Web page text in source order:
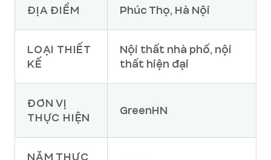
ĐỊA ĐIỂM Phúc Thọ, Hà Nội
LOẠI THIẾT
KẾ
Nội thất nhà phố, nội
thất hiện đại
ĐƠN VỊ
THỰC HIỆN
GreenHN